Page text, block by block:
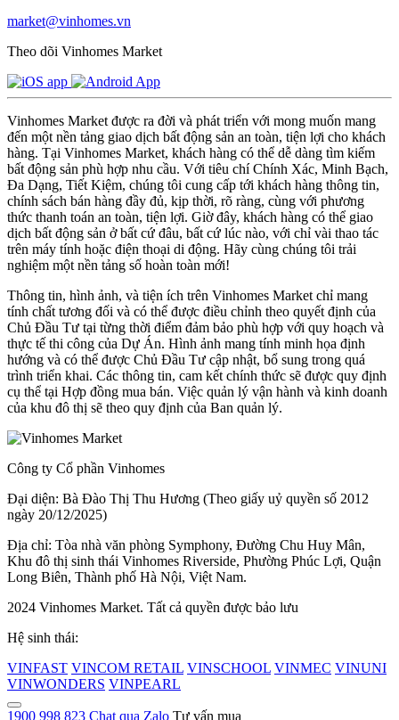
market@vinhomes.vn
Theo dõi Vinhomes Market
Vinhomes Market được ra đời và phát triển với mong muốn mang
đến một nền tảng giao dịch bất động sản an toàn, tiện lợi cho khách
hàng. Tại Vinhomes Market, khách hàng có thể dễ dàng tìm kiếm
bất động sản phù hợp nhu cầu. Với tiêu chí Chính Xác, Minh Bạch,
Đa Dạng, Tiết Kiệm, chúng tôi cung cấp tới khách hàng thông tin,
chính sách bán hàng đầy đủ, kịp thời, rõ ràng, cùng với phương
thức thanh toán an toàn, tiện lợi. Giờ đây, khách hàng có thể giao
dịch bất động sản ở bất cứ đâu, bất cứ lúc nào, với chỉ vài thao tác
trên máy tính hoặc điện thoại di động. Hãy cùng chúng tôi trải
nghiệm một nền tảng số hoàn toàn mới!
Thông tin, hình ảnh, và tiện ích trên Vinhomes Market chỉ mang
tính chất tương đối và có thể được điều chỉnh theo quyết định của
Chủ Đầu Tư tại từng thời điểm đảm bảo phù hợp với quy hoạch và
thực tế thi công của Dự Án. Hình ảnh mang tính minh họa định
hướng và có thể được Chủ Đầu Tư cập nhật, bổ sung trong quá
trình triển khai. Các thông tin, cam kết chính thức sẽ được quy định
cụ thể tại Hợp đồng mua bán. Việc quản lý vận hành và kinh doanh
của khu đô thị sẽ theo quy định của Ban quản lý.
Công ty Cổ phần Vinhomes
Đại diện: Bà Đào Thị Thu Hương (Theo giấy uỷ quyền số 2012
ngày 20/12/2025)
Địa chỉ: Tòa nhà văn phòng Symphony, Đường Chu Huy Mân,
Khu đô thị sinh thái Vinhomes Riverside, Phường Phúc Lợi, Quận
Long Biên, Thành phố Hà Nội, Việt Nam.
2024 Vinhomes Market. Tất cả quyền được bảo lưu
Hệ sinh thái:
VINFAST VINCOM RETAIL VINSCHOOL VINMEC VINUNI
VINWONDERS VINPEARL
1900 998 823 Chat qua Zalo Tư vấn mua